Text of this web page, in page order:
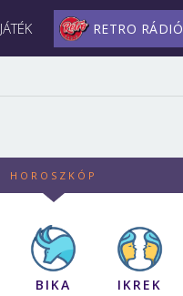
JÁTÉK RETRO RÁDIÓ
HOROSZKÓP
BIKA IKREK